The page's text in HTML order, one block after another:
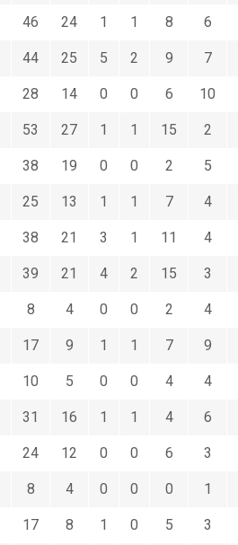
46 24 1 1 8 6
44 25 5 2 9 7
28 14 0 0 6 10
53 27 1 1 15 2
38 19 0 0 2 5
25 13 1 1 7 4
38 21 3 1 11 4
39 21 4 2 15 3
8 4 0 0 2 4
17 9 1 1 7 9
10 5 0 0 4 4
31 16 1 1 4 6
24 12 0 0 6 3
8 4 0 0 0 1
17 8 1 0 5 3